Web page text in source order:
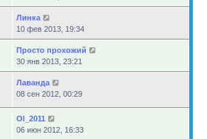
Линка
10 фев 2013, 19:34
Просто прохожий
30 янв 2013, 23:21
Лаванда
08 сен 2012, 00:29
Ol_2011
06 июн 2012, 16:33